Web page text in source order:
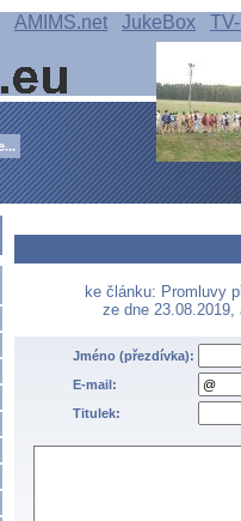
AMIMS.net JukeBox
ke článku: Promluvy
ze dne
Jméno (přezdívka):
E-mail:
Titulek: